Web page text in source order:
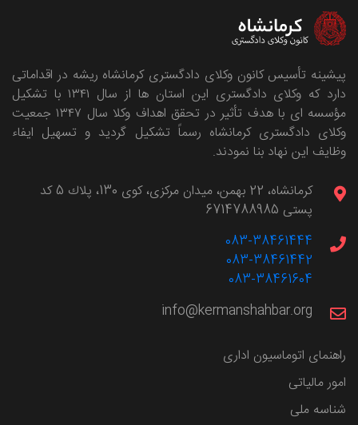
پیشینه تأسیس کانون وکلای دادگستری کرمانشاه ریشه در اقداماتی
دارد که وکلای دادگستری این استان ها از سال ۱۳۴۱ با تشکیل
مؤسسه ای با هدف تأثیر در تحقق اهداف وکلا سال ۱۳۴۷ جمعیت
وکلای دادگستری کرمانشاه رسماً تشکیل گردید و تسهیل ایفاء
وظایف این نهاد بنا نمودند.
كرمانشاه، 22 بهمن، ميدان مركزی، كوی 130، پلاك 5 کد
پستی 6714788985
083-38461444
083-38461442
083-38461604
info@kermanshahbar.org
راهنمای اتوماسیون اداری
امور مالیاتی
شناسه ملی